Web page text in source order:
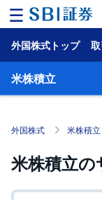
ー
ム
ケ
ッ
外国株式トップ
米株積立
外国株式 米株積立
米株積立